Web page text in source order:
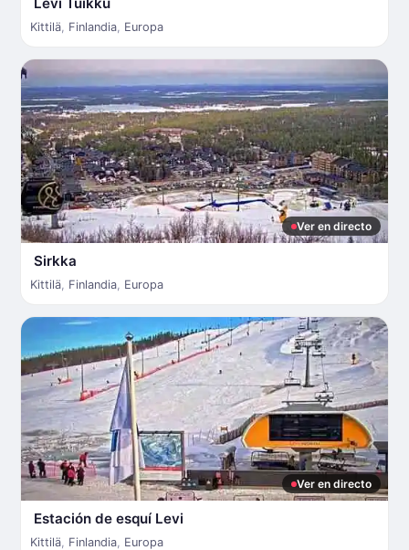
Kittilä, Finlandia, Europa
Ver en directo
Sirkka
Kittilä, Finlandia, Europa
Ver en directo
Estación de esquí Levi
Kittilä, Finlandia, Europa